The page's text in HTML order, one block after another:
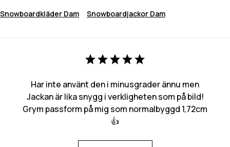
Snowboardkläder Dam Snowboardjackor Dam
Har inte använt den i minusgrader ännu men
Jackan är lika snygg i verkligheten som på bild!
Grym passform på mig som normalbyggd 1,72cm
👍